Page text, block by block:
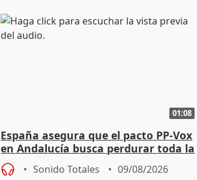
01:08
España asegura que el pacto PP-Vox
en Andalucía busca perdurar toda la
legislatura
Sonido Totales 09/08/2026